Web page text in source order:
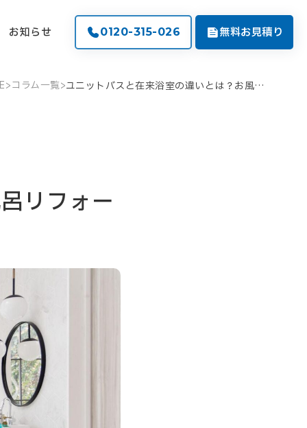
お知らせ 0120-315-026 無料お見積り
>コラム一覧> ユニットバスと在来浴室の違いとは？お風呂リフォーム前に知っておきたいポイントを解説！
リフォー